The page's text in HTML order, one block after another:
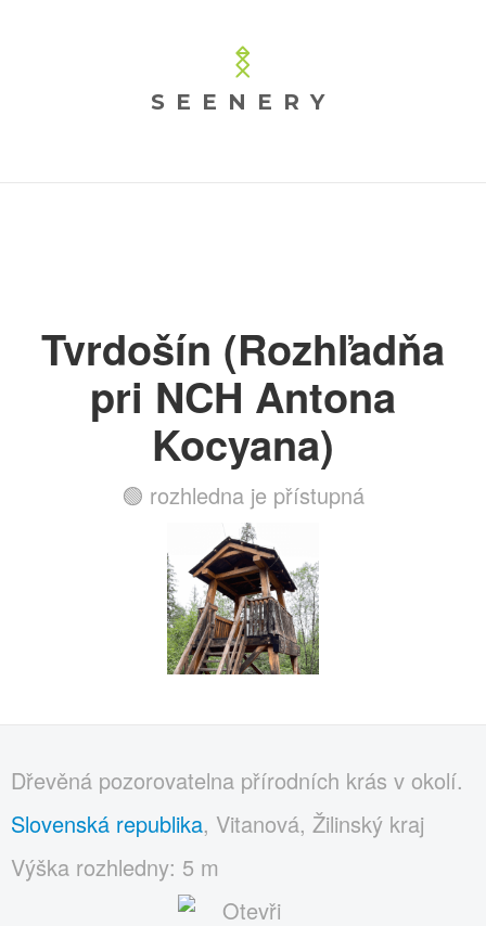
SEENERY
Tvrdošín (Rozhľadňa
pri NCH Antona
Kocyana)
🟢 rozhledna je přístupná
Dřevěná pozorovatelna přírodních krás v okolí.
Slovenská republika, Vitanová, Žilinský kraj
Výška rozhledny: 5 m